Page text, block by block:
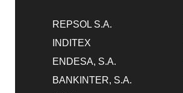
REPSOL S.A.
INDITEX
ENDESA, S.A.
BANKINTER, S.A.